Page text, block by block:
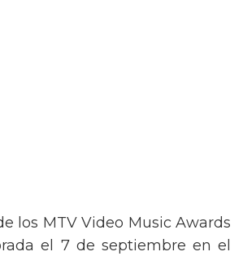
los MTV Video Music Awards
el 7 de septiembre en el